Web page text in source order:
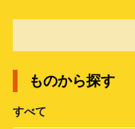
ものから探す
すべて